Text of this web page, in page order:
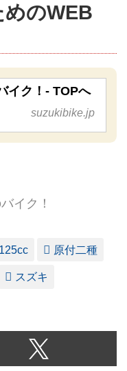
のWEB
イク！- TOPへ
suzukibike.jp
イク！
125cc 原付二種
スズキ